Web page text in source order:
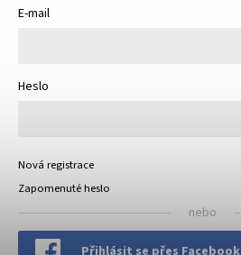
E-mail
Heslo
Nová registrace
Zapomenuté heslo
nebo